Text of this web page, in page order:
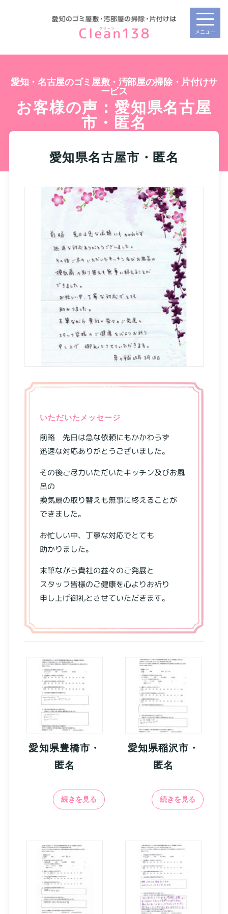
メニュー
愛知・名古屋のゴミ屋敷・汚部屋の掃除・片付けサ
ービス
お客様の声：愛知県名古屋
市・匿名
愛知県名古屋市・匿名
いただいたメッセージ
前略 先日は急な依頼にもかかわらず
迅速な対応ありがとうございました。
その後ご尽力いただいたキッチン及びお風
呂の
換気扇の取り替えも無事に終えることが
できました。
お忙しい中、丁寧な対応でとても
助かりました。
末筆ながら貴社の益々のご発展と
スタッフ皆様のご健康を心よりお祈り
申し上げ御礼とさせていただきます。
愛知県豊橋市・
匿名
続きを見る
愛知県稲沢市・
匿名
続きを見る